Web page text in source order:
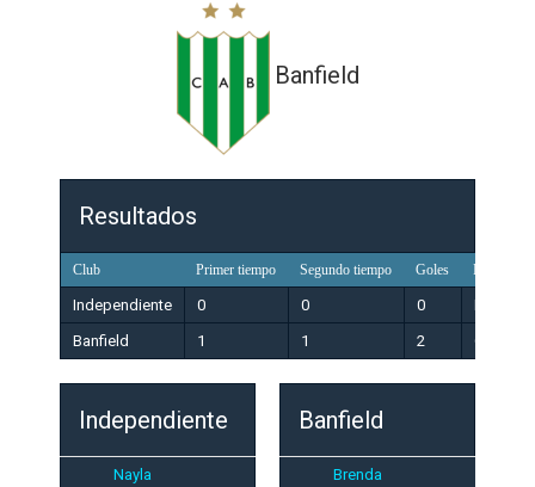
Banfield
Resultados
Club Primer tiempo Segundo tiempo Goles Resultado
Independiente 0 0 0
Banfield
1 1 2 Ganador
Independiente
Nayla
Banfield
Brenda